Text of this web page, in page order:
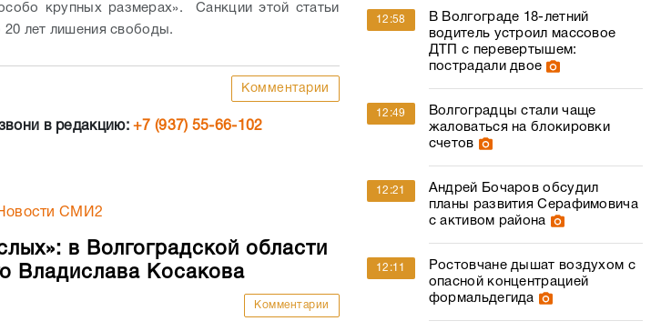
крупных размерах». Санкции этой статьи
20 лет лишения свободы.
Комментарии
в редакцию:+7 (937) 55-66-102
СМИ2
в Волгоградской области
Владислава Косакова
Комментарии
12:58
В Волгограде 18-летний
водитель устроил массовое
ДТП с перевертышем:
пострадали двое
12:49
Волгоградцы стали чаще
жаловаться на блокировки
счетов
12:21
Андрей Бочаров обсудил
планы развития Серафимовича
с активом района
12:11
Ростовчане дышат воздухом с
опасной концентрацией
формальдегида